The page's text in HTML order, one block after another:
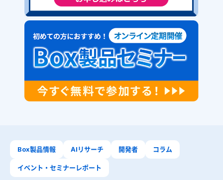
Box製品情報 AIリサーチ 開発者 コラム
イベント・セミナーレポート